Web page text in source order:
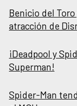
Benicio del
atracción de
¡Deadpool y
Superman!
Spider-Man